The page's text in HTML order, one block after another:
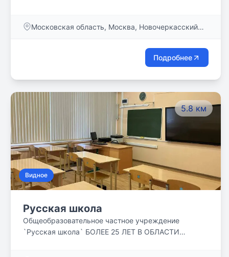
Московская область, Москва, Новочеркасский
Подробнее
5.8 км
Видное
Русская школа
Общеобразовательное частное учреждение
`Русская школа` БОЛЕЕ 25 ЛЕТ В ОБЛАСТИ